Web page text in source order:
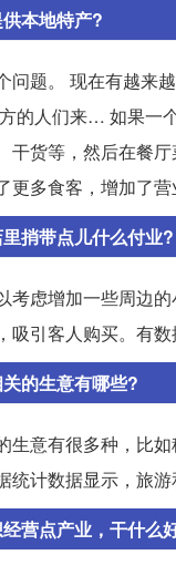
本地特产?
问题。 现在有越来
的人们来… 如果一
干货等，然后在餐
多食客，增加了营
捎带点儿什么付业?
考虑增加一些周边
吸引客人购买。有
的生意有哪些?
生意有很多种，比
统计数据显示，旅
营点产业，干什么